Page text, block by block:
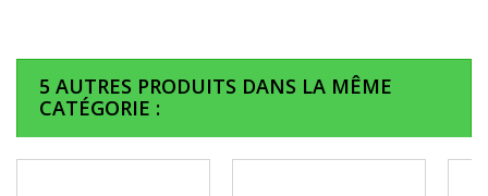
5 AUTRES PRODUITS DANS LA MÊME
CATÉGORIE :